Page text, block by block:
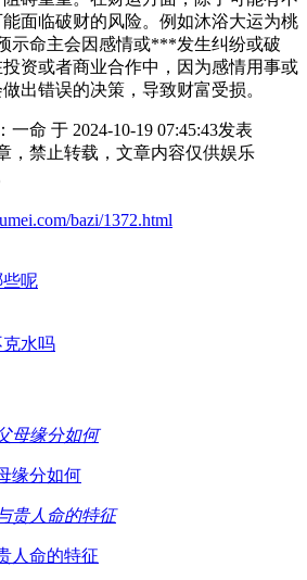
面临破财的风险。例如沐浴大运为桃
示命主会因感情或***发生纠纷或破
资或者商业合作中，因为感情用事或
出错误的决策，导致财富受损。
命 于 2024-10-19 07:45:43发表
，禁止转载，文章内容仅供娱乐
bazi/1372.html
些呢
水吗
缘分如何
人命的特征